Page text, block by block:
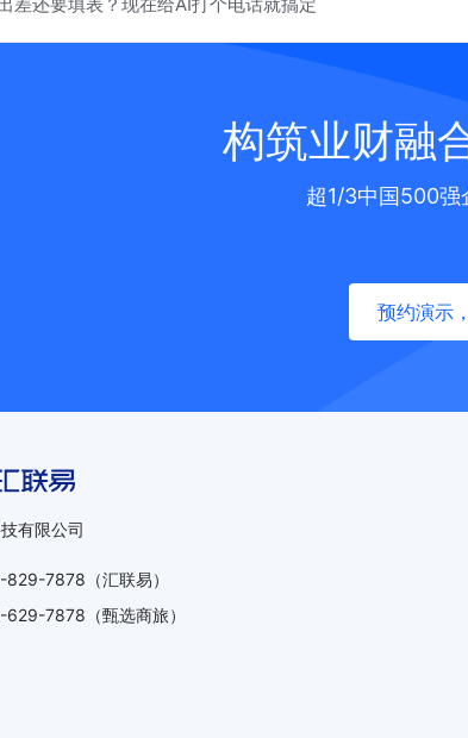
构筑业财融
超1/3中国500强
预约演示
有限公司
829-7878 （汇联易）
629-7878 （甄选商旅）